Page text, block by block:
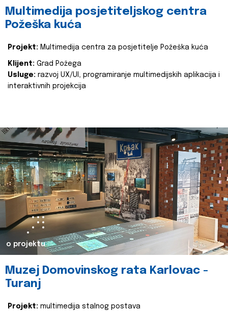
Multimedija posjetiteljskog centra
Požeška kuća
Projekt: Multimedija centra za posjetitelje Požeška kuća
Klijent: Grad Požega
Usluge: razvoj UX/UI, programiranje multimedijskih aplikacija i
interaktivnih projekcija
o projektu
Muzej Domovinskog rata Karlovac -
Turanj
Projekt: multimedija stalnog postava